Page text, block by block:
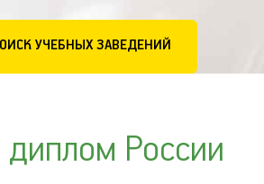
УЧЕБНЫХ ЗАВЕДЕНИЙ
диплом России